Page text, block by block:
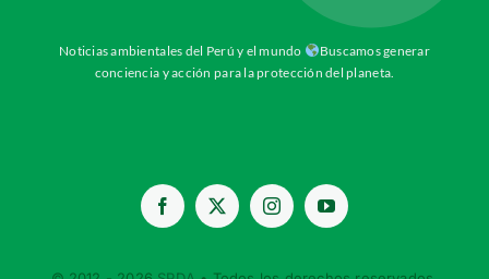
Noticias ambientales del Perú y el mundo
Buscamos generar
conciencia y acción para la protección del planeta.